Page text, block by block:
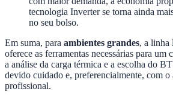
tecnologia Inverter se torna ainda
no seu bolso.
Em suma, para ambientes grandes, a linha
oferece as ferramentas necessárias para um
a análise da carga térmica e a escolha do
devido cuidado e, preferencialmente, com
profissional.